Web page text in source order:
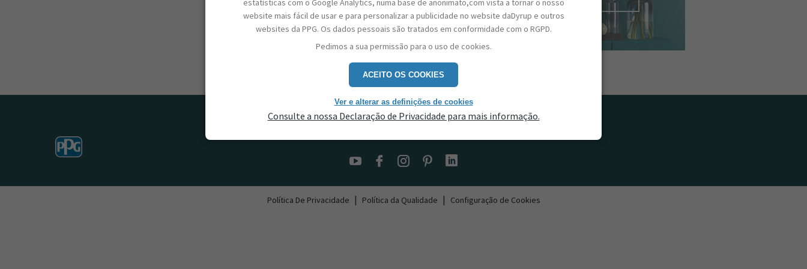
Política De Privacidade | Política da Qualidade | Configuração de Cookies
estatísticas com o Google Analytics, numa base de anonimato,com vista a tornar o nosso
website mais fácil de usar e para personalizar a publicidade no website daDyrup e outros
websites da PPG. Os dados pessoais são tratados em conformidade com o RGPD.
Pedimos a sua permissão para o uso de cookies.
ACEITO OS COOKIES
Ver e alterar as definições de cookies
Consulte a nossa Declaração de Privacidade para mais informação.